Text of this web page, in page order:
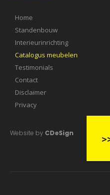
Home
Standenbouw
Interieurinrichting
Catalogus meubelen
Testimonials
Contact
Disclaimer
Privacy
Website by CDeSign